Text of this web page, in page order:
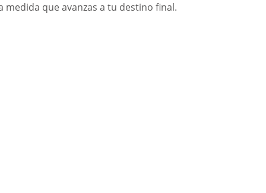
medida que avanzas a tu destino final.